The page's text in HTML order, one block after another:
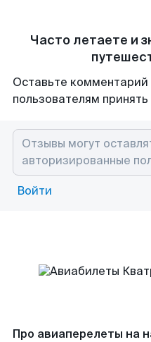
Часто летаете и
Оставьте
пользователям
Войти
Про авиаперелеты на